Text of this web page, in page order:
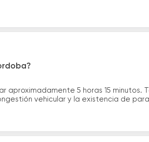
aproximadamente 5 horas 15
vehicular y la existencia de